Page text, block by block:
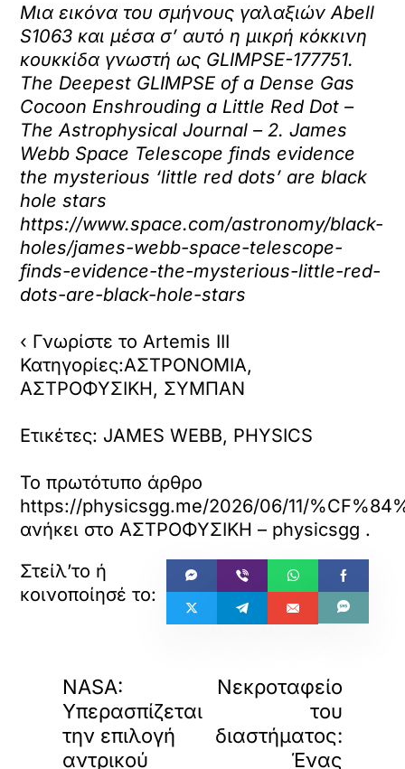
Μια εικόνα του σμήνους γαλαξιών Abell
S1063 και μέσα σ’ αυτό η μικρή κόκκινη
κουκκίδα γνωστή ως GLIMPSE-177751.
The Deepest GLIMPSE of a Dense Gas
Cocoon Enshrouding a Little Red Dot –
The Astrophysical Journal – 2. James
Webb Space Telescope finds evidence
the mysterious ‘little red dots’ are black
hole stars
https://www.space.com/astronomy/black-
holes/james-webb-space-telescope-
finds-evidence-the-mysterious-little-red-
dots-are-black-hole-stars
‹ Γνωρίστε το Artemis III
Κατηγορίες:ΑΣΤΡΟΝΟΜΙΑ,
ΑΣΤΡΟΦΥΣΙΚΗ, ΣΥΜΠΑΝ
Ετικέτες: JAMES WEBB, PHYSICS
Το πρωτότυπο άρθρο
https://physicsgg.me/2026/06/11/
ανήκει στοΑΣΤΡΟΦΥΣΙΚΗ – physicsgg .
NASA:
Υπερασπίζεται
την επιλογή
αντρικού
Νεκροταφείο
του
διαστήματος:
Ένας